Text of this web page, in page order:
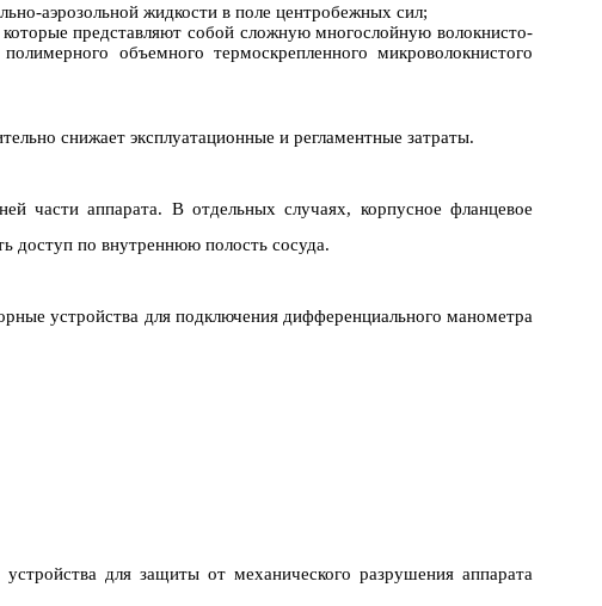
аэрозольной жидкости в поле центробежных сил;
представляют собой сложную многослойную волокнисто-
объемного термоскрепленного микроволокнистого
снижает эксплуатационные и регламентные затраты.
части аппарата. В отдельных случаях, корпусное фланцевое
доступ по внутреннюю полость сосуда.
устройства для подключения дифференциального манометра
для защиты от механического разрушения аппарата